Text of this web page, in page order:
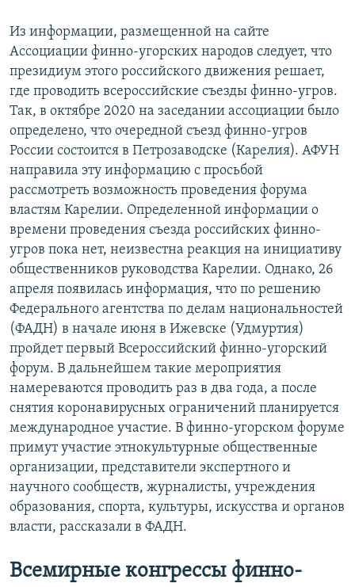
Из информации, размещенной на сайте
Ассоциации финно-угорских народов следует, что
президиум этого российского движения решает,
где проводить всероссийские съезды финно-угров.
Так, в октябре 2020 на заседании ассоциации было
определено, что очередной съезд финно-угров
России состоится в Петрозаводске (Карелия). АФУН
направила эту информацию с просьбой
рассмотреть возможность проведения форума
властям Карелии. Определенной информации о
времени проведения съезда российских финно-
угров пока нет, неизвестна реакция на инициативу
общественников руководства Карелии. Однако, 26
апреля появилась информация, что по решению
Федерального агентства по делам национальностей
(ФАДН) в начале июня в Ижевске (Удмуртия)
пройдет первый Всероссийский финно-угорский
форум. В дальнейшем такие мероприятия
намереваются проводить раз в два года, а после
снятия коронавирусных ограничений планируется
международное участие. В финно-угорском форуме
примут участие этнокультурные общественные
организации, представители экспертного и
научного сообществ, журналисты, учреждения
образования, спорта, культуры, искусства и органов
власти, рассказали в ФАДН.
Всемирные конгрессы финно-